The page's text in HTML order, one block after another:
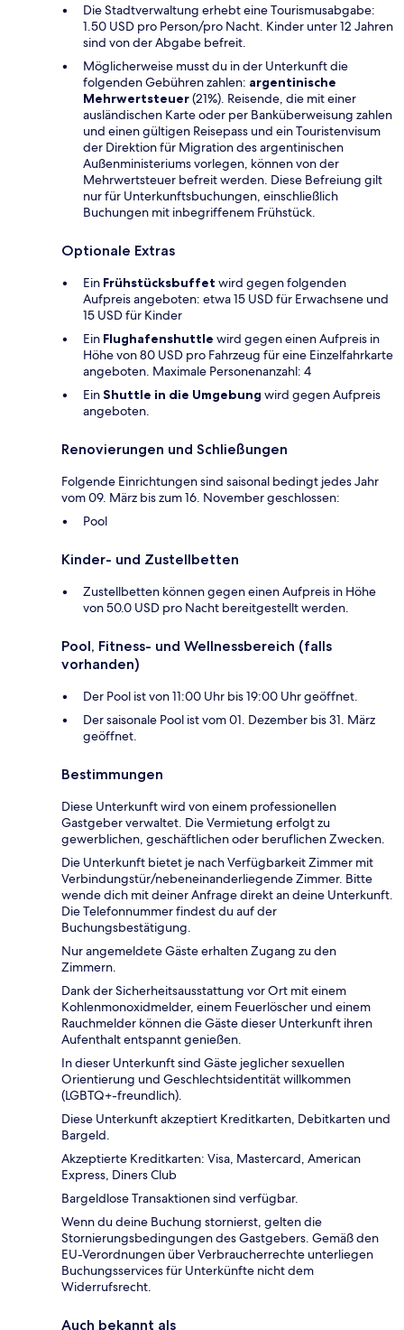
Die Stadtverwaltung erhebt eine Tourismusabgabe:
1.50 USD pro Person/pro Nacht. Kinder unter 12 Jahren
sind von der Abgabe befreit.
Möglicherweise musst du in der Unterkunft die
folgenden Gebühren zahlen: argentinische
Mehrwertsteuer(21%). Reisende, die mit einer
ausländischen Karte oder per Banküberweisung zahlen
und einen gültigen Reisepass und ein Touristenvisum
der Direktion für Migration des argentinischen
Außenministeriums vorlegen, können von der
Mehrwertsteuer befreit werden. Diese Befreiung gilt
nur für Unterkunftsbuchungen, einschließlich
Buchungen mit inbegriffenem Frühstück.
Optionale Extras
Ein Frühstücksbuffet wird gegen folgenden
Aufpreis angeboten: etwa 15 USD für Erwachsene und
15 USD für Kinder
Ein Flughafenshuttle wird gegen einen Aufpreis in
Höhe von 80 USD pro Fahrzeug für eine Einzelfahrkarte
angeboten. Maximale Personenanzahl: 4
EinShuttle in die Umgebung wird gegen Aufpreis
angeboten.
Renovierungen und Schließungen
Folgende Einrichtungen sind saisonal bedingt jedes Jahr
vom 09. März bis zum 16. November geschlossen:
Pool
Kinder- und Zustellbetten
Zustellbetten können gegen einen Aufpreis in Höhe
von 50.0 USD pro Nacht bereitgestellt werden.
Pool, Fitness- und Wellnessbereich (falls
vorhanden)
Der Pool ist von 11:00 Uhr bis 19:00 Uhr geöffnet.
Der saisonale Pool ist vom 01. Dezember bis 31. März
geöffnet.
Bestimmungen
Diese Unterkunft wird von einem professionellen
Gastgeber verwaltet. Die Vermietung erfolgt zu
gewerblichen, geschäftlichen oder beruflichen Zwecken.
Die Unterkunft bietet je nach Verfügbarkeit Zimmer mit
Verbindungstür/nebeneinanderliegende Zimmer. Bitte
wende dich mit deiner Anfrage direkt an deine Unterkunft.
Die Telefonnummer findest du auf der
Buchungsbestätigung.
Nur angemeldete Gäste erhalten Zugang zu den
Zimmern.
Dank der Sicherheitsausstattung vor Ort mit einem
Kohlenmonoxidmelder, einem Feuerlöscher und einem
Rauchmelder können die Gäste dieser Unterkunft ihren
Aufenthalt entspannt genießen.
In dieser Unterkunft sind Gäste jeglicher sexuellen
Orientierung und Geschlechtsidentität willkommen
(LGBTQ+-freundlich).
Diese Unterkunft akzeptiert Kreditkarten, Debitkarten und
Bargeld.
Akzeptierte Kreditkarten: Visa, Mastercard, American
Express, Diners Club
Bargeldlose Transaktionen sind verfügbar.
Wenn du deine Buchung stornierst, gelten die
Stornierungsbedingungen des Gastgebers. Gemäß den
EU-Verordnungen über Verbraucherrechte unterliegen
Buchungsservices für Unterkünfte nicht dem
Widerrufsrecht.
Auch bekannt als